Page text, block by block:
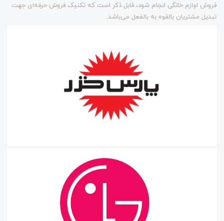
فروش لوازم خانگی انجام شود، قابل ذکر است که تکنیک فروش حرفه‌ای جهت
تبدیل مشتریان بالقوه به بالفعل می‌باشد.